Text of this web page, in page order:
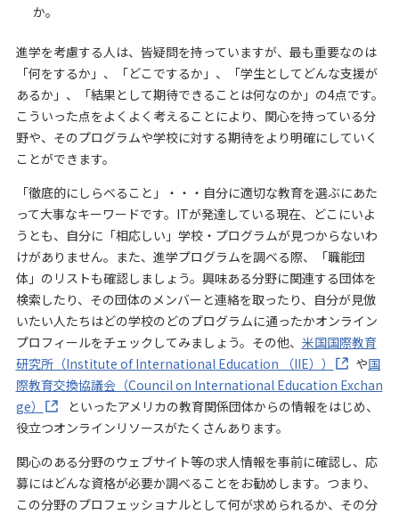
か。
進学を考慮する人は、皆疑問を持っていますが、最も重要なのは
「何をするか」、「どこでするか」、「学生としてどんな支援が
あるか」、「結果として期待できることは何なのか」の4点です。
こういった点をよくよく考えることにより、関心を持っている分
野や、そのプログラムや学校に対する期待をより明確にしていく
ことができます。
「徹底的にしらべること」・・・自分に適切な教育を選ぶにあた
って大事なキーワードです。ITが発達している現在、どこにいよ
うとも、自分に「相応しい」学校・プログラムが見つからないわ
けがありません。また、進学プログラムを調べる際、「職能団
体」のリストも確認しましょう。興味ある分野に関連する団体を
検索したり、その団体のメンバーと連絡を取ったり、自分が見倣
いたい人たちはどの学校のどのプログラムに通ったかオンライン
プロフィールをチェックしてみましょう。その他、 米国国際教育
研究所（Institute of International Education （IIE））
や国
際教育交換協議会（Council on International Education Exchan
ge）
といったアメリカの教育関係団体からの情報をはじめ、
役立つオンラインリソースがたくさんあります。
関心のある分野のウェブサイト等の求人情報を事前に確認し、応
募にはどんな資格が必要か調べることをお勧めします。つまり、
この分野のプロフェッショナルとして何が求められるか、その分